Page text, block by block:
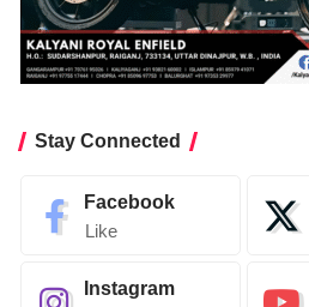
Stay Connected
Facebook
Like
Instagram